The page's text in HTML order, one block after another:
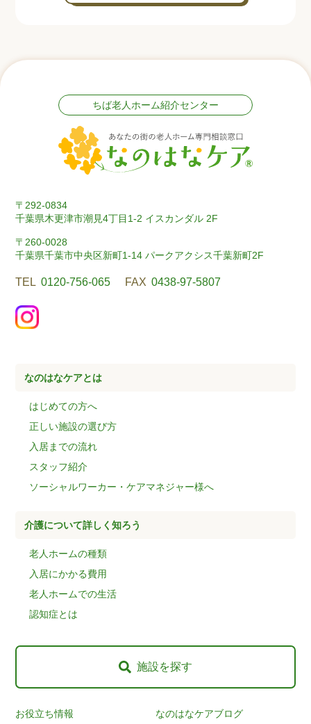
ちば老人ホーム紹介センター
〒292-0834
千葉県木更津市潮見4丁目1-2 イスカンダル 2F
〒260-0028
千葉県千葉市中央区新町1-14 パークアクシス千葉新町2F
TEL 0120-756-065 FAX 0438-97-5807
施設を探す
お役立ち情報 なのはなケアブログ
なのはなケアとは
はじめての方へ
正しい施設の選び方
入居までの流れ
スタッフ紹介
ソーシャルワーカー・ケアマネジャー様へ
介護について詳しく知ろう
老人ホームの種類
入居にかかる費用
老人ホームでの生活
認知症とは